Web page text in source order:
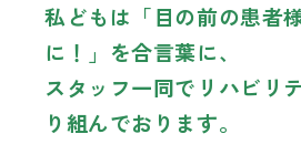
私どもは「目の前の患者
に！」を合言葉に、
スタッフ一同でリハビリ
り組んでおります。